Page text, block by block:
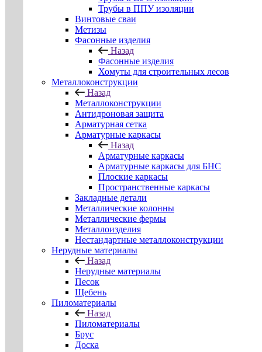
Трубы в ППУ изоляции
Винтовые сваи
Метизы
Фасонные изделия
Назад
Фасонные изделия
Хомуты для строительных лесов
Металлоконструкции
Назад
Металлоконструкции
Антидроновая защита
Арматурная сетка
Арматурные каркасы
Назад
Арматурные каркасы
Арматурные каркасы для БНС
Плоские каркасы
Пространственные каркасы
Закладные детали
Металлические колонны
Металлические фермы
Металлоизделия
Нестандартные металлоконструкции
Нерудные материалы
Назад
Нерудные материалы
Песок
Щебень
Пиломатериалы
Назад
Пиломатериалы
Брус
Доска